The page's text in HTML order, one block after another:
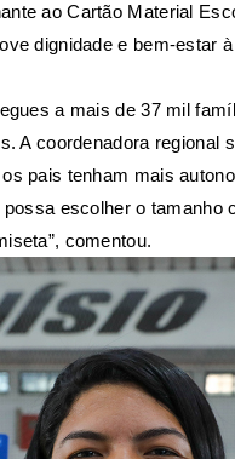
ao Cartão Material
dignidade e bem-estar
a mais de 37 mil
A coordenadora regional
pais tenham mais
escolher o
comentou.